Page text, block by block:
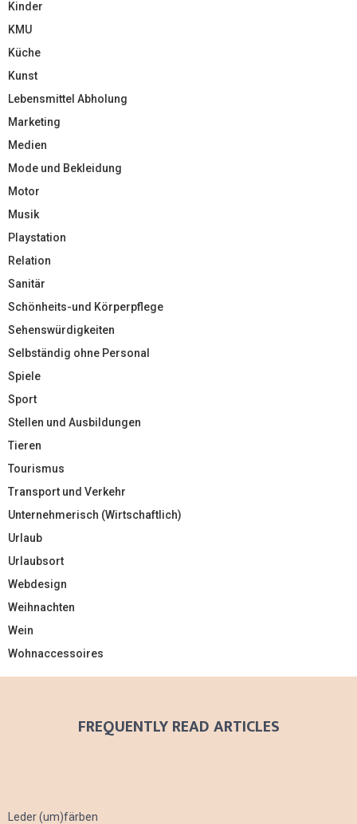
Kinder
KMU
Küche
Kunst
Lebensmittel Abholung
Marketing
Medien
Mode und Bekleidung
Motor
Musik
Playstation
Relation
Sanitär
Schönheits-und Körperpflege
Sehenswürdigkeiten
Selbständig ohne Personal
Spiele
Sport
Stellen und Ausbildungen
Tieren
Tourismus
Transport und Verkehr
Unternehmerisch (Wirtschaftlich)
Urlaub
Urlaubsort
Webdesign
Weihnachten
Wein
Wohnaccessoires
FREQUENTLY READ ARTICLES
Leder (um)färben